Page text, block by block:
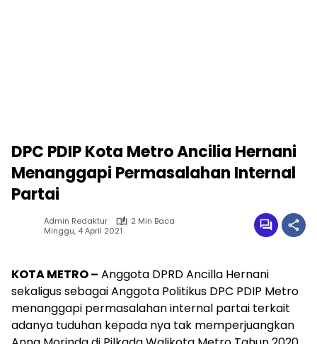
DPC PDIP Kota Metro Ancilia Hernani
Menanggapi Permasalahan Internal
Partai
Admin Redaktur
2 Min Baca
Minggu, 4 April 2021
KOTA METRO – Anggota DPRD Ancilla Hernani
sekaligus sebagai Anggota Politikus DPC PDIP Metro
menanggapi permasalahan internal partai terkait
adanya tuduhan kepada nya tak memperjuangkan